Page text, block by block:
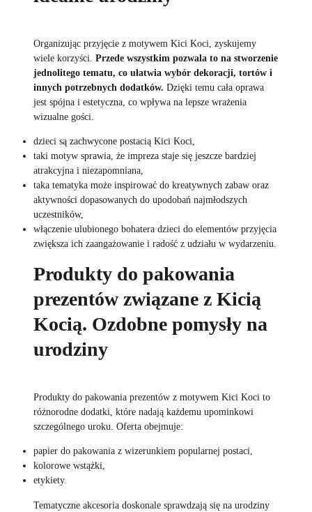
Organizując przyjęcie z motywem Kici Koci, zyskujemy
wiele korzyści. Przede wszystkim pozwala to na stworzenie
jednolitego tematu, co ułatwia wybór dekoracji, tortów i
innych potrzebnych dodatków. Dzięki temu cała oprawa
jest spójna i estetyczna, co wpływa na lepsze wrażenia
wizualne gości.
dzieci są zachwycone postacią Kici Koci,
taki motyw sprawia, że impreza staje się jeszcze bardziej
atrakcyjna i niezapomniana,
taka tematyka może inspirować do kreatywnych zabaw oraz
aktywności dopasowanych do upodobań najmłodszych
uczestników,
włączenie ulubionego bohatera dzieci do elementów przyjęcia
zwiększa ich zaangażowanie i radość z udziału w wydarzeniu.
Produkty do pakowania
prezentów związane z Kicią
Kocią. Ozdobne pomysły na
urodziny
Produkty do pakowania prezentów z motywem Kici Koci to
różnorodne dodatki, które nadają każdemu upominkowi
szczególnego uroku. Oferta obejmuje:
papier do pakowania z wizerunkiem popularnej postaci,
kolorowe wstążki,
etykiety.
Tematyczne akcesoria doskonale sprawdzają się na urodziny